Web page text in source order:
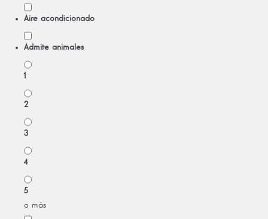
Aire acondicionado
Admite animales
1
2
3
4
5
o más